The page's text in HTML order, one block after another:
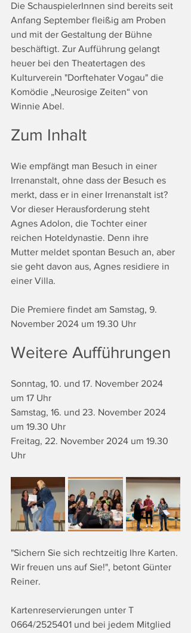
Die SchauspielerInnen sind bereits seit
Anfang September fleißig am Proben
und mit der Gestaltung der Bühne
beschäftigt. Zur Aufführung gelangt
heuer bei den Theatertagen des
Kulturverein "Dorftehater Vogau" die
Komödie „Neurosige Zeiten“ von
Winnie Abel.
Zum Inhalt
Wie empfängt man Besuch in einer
Irrenanstalt, ohne dass der Besuch es
merkt, dass er in einer Irrenanstalt ist?
Vor dieser Herausforderung steht
Agnes Adolon, die Tochter einer
reichen Hoteldynastie. Denn ihre
Mutter meldet spontan Besuch an, aber
sie geht davon aus, Agnes residiere in
einer Villa.
Die Premiere findet am Samstag, 9.
November 2024 um 19.30 Uhr
Weitere Aufführungen
Sonntag, 10. und 17. November 2024
um 17 Uhr
Samstag, 16. und 23. November 2024
um 19.30 Uhr
Freitag, 22. November 2024 um 19.30
Uhr
"Sichern Sie sich rechtzeitig Ihre Karten.
Wir freuen uns auf Sie!", betont Günter
Reiner.
Kartenreservierungen unter T
0664/2525401 und bei jedem Mitglied